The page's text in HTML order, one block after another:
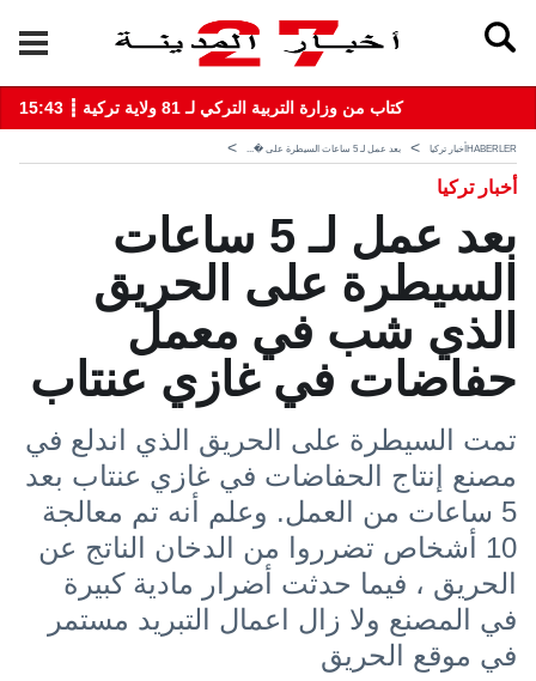
15:43 ┋ كتاب من وزارة التربية التركي لـ 81 ولاية تركية
HABERLER أخبار تركيا بعد عمل لـ 5 ساعات السيطرة على �...
أخبار تركيا
بعد عمل لـ 5 ساعات
السيطرة على الحريق
الذي شب في معمل
حفاضات في غازي عنتاب
تمت السيطرة على الحريق الذي اندلع في
مصنع إنتاج الحفاضات في غازي عنتاب بعد
5 ساعات من العمل. وعلم أنه تم معالجة
10 أشخاص تضرروا من الدخان الناتج عن
الحريق ، فيما حدثت أضرار مادية كبيرة
في المصنع ولا زال اعمال التبريد مستمر
في موقع الحريق